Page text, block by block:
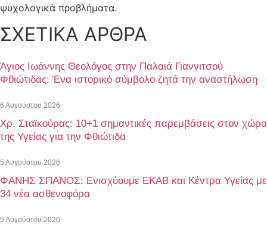
ψυχολογικά προβλήματα.
ΣΧΕΤΙΚΑ ΑΡΘΡΑ
Άγιος Ιωάννης Θεολόγος στην Παλαιά Γιαννιτσού
Φθιώτιδας: Ένα ιστορικό σύμβολο ζητά την αναστήλωση
6 Αυγούστου 2026
Χρ. Σταϊκούρας: 10+1 σημαντικές παρεμβάσεις στον χώρο
της Υγείας για την Φθιώτιδα
5 Αυγούστου 2026
ΦΑΝΗΣ ΣΠΑΝΟΣ: Ενισχύουμε ΕΚΑΒ και Κέντρα Υγείας με
34 νέα ασθενοφόρα
5 Αυγούστου 2026